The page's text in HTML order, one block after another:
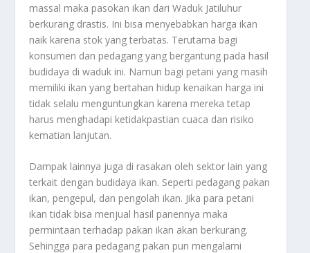
massal maka pasokan ikan dari Waduk Jatiluhur
berkurang drastis. Ini bisa menyebabkan harga ikan
naik karena stok yang terbatas. Terutama bagi
konsumen dan pedagang yang bergantung pada hasil
budidaya di waduk ini. Namun bagi petani yang masih
memiliki ikan yang bertahan hidup kenaikan harga ini
tidak selalu menguntungkan karena mereka tetap
harus menghadapi ketidakpastian cuaca dan risiko
kematian lanjutan.
Dampak lainnya juga di rasakan oleh sektor lain yang
terkait dengan budidaya ikan. Seperti pedagang pakan
ikan, pengepul, dan pengolah ikan. Jika para petani
ikan tidak bisa menjual hasil panennya maka
permintaan terhadap pakan ikan akan berkurang.
Sehingga para pedagang pakan pun mengalami